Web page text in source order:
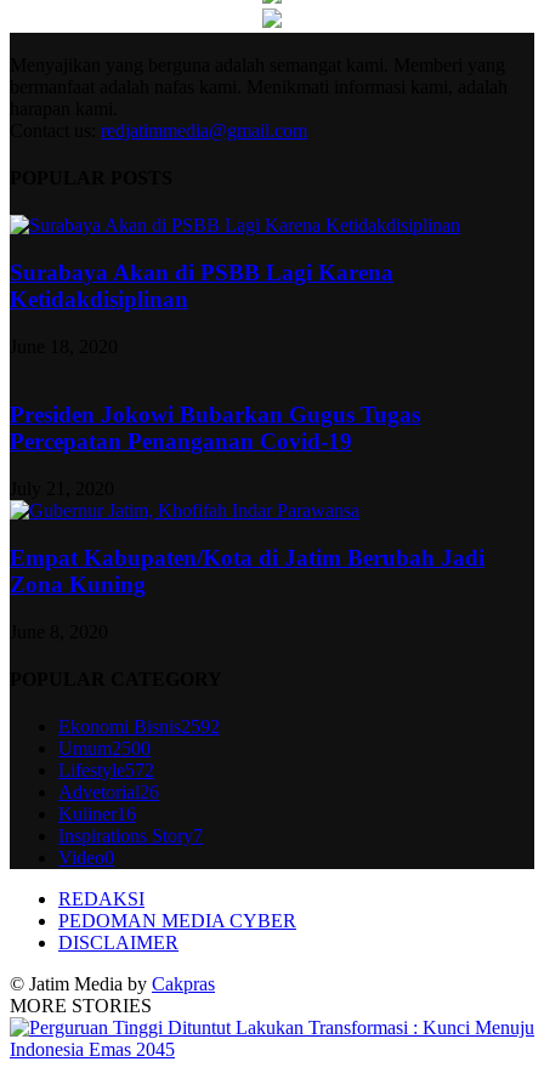
redjatimmedia@gmail.com
Surabaya Akan di PSBB Lagi Karena
Ketidakdisiplinan
Presiden Jokowi Bubarkan Gugus Tugas
Percepatan Penanganan Covid-19
Empat Kabupaten/Kota di Jatim Berubah Jadi
Zona Kuning
Ekonomi Bisnis2592
Umum2500
Lifestyle572
Advetorial26
Kuliner16
Inspirations Story7
Video0
REDAKSI
PEDOMAN MEDIA CYBER
DISCLAIMER
© Jatim Media by Cakpras
MORE STORIES